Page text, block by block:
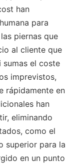
han
para
piernas que
al cliente que
sumas el coste
imprevistos,
rápidamente en
han
eliminando
como el
superior para la
en un punto